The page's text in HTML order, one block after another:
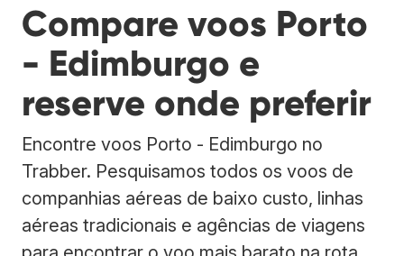
Compare voos Porto
- Edimburgo e
reserve onde preferir
Encontre voos Porto - Edimburgo no
Trabber. Pesquisamos todos os voos de
companhias aéreas de baixo custo, linhas
aéreas tradicionais e agências de viagens